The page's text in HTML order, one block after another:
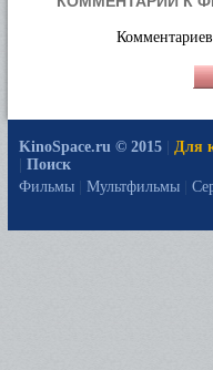
KinoSpace.ru © 2015 | Для
| Поиск
Фильмы
Мультфильмы